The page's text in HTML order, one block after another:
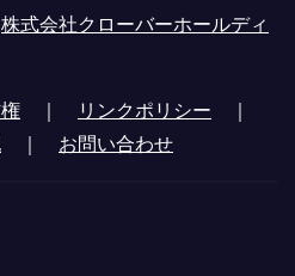
株式会社クローバーホールディ
｜ リンクポリシー ｜
｜ お問い合わせ